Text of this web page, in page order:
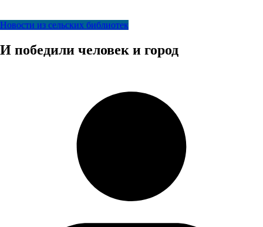
Новости из сельских библиотек
И победили человек и город